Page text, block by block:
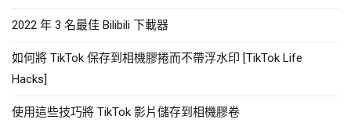
2022 年 3 名最佳 Bilibili 下載器
如何將 TikTok 保存到相機膠捲而不帶浮水印 [TikTok Life
Hacks]
使用這些技巧將 TikTok 影片儲存到相機膠卷